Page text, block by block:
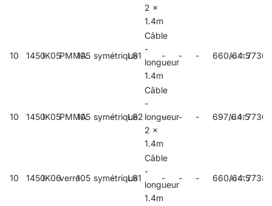
2 x
1.4m
10 1450IK05PMMA
105 symétrique
- LS1
Câble
-
longueur
1.4m
- - - 660/64.5
10 1450IK05PMMA
105 symétrique
- LS2
Câble
-
longueur
2 x
1.4m
- - - 697/64.5
10 1450IK06verre105 symétrique
- LS1
Câble
-
longueur
1.4m
- - - 660/64.5